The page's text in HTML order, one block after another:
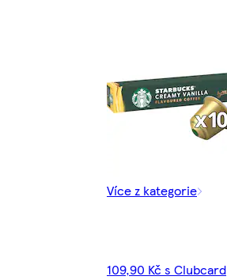
Více z kategorie
109,90 Kč s Clubcard